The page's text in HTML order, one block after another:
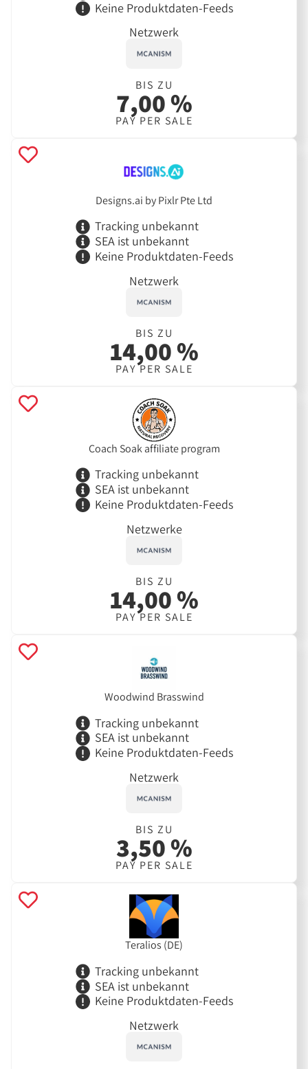
Keine Produktdaten-Feeds
Netzwerk
BIS ZU
7,00 %
PAY PER SALE
Designs.ai by Pixlr Pte Ltd
Tracking unbekannt
SEA ist unbekannt
Keine Produktdaten-Feeds
Netzwerk
BIS ZU
14,00 %
PAY PER SALE
Coach Soak affiliate program
Tracking unbekannt
SEA ist unbekannt
Keine Produktdaten-Feeds
Netzwerke
BIS ZU
14,00 %
PAY PER SALE
Woodwind Brasswind
Tracking unbekannt
SEA ist unbekannt
Keine Produktdaten-Feeds
Netzwerk
BIS ZU
3,50 %
PAY PER SALE
Teralios (DE)
Tracking unbekannt
SEA ist unbekannt
Keine Produktdaten-Feeds
Netzwerk